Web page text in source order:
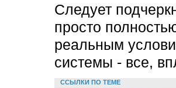
Следует
просто
реальным
системы - все,
ССЫЛКИ ПО ТЕМЕ